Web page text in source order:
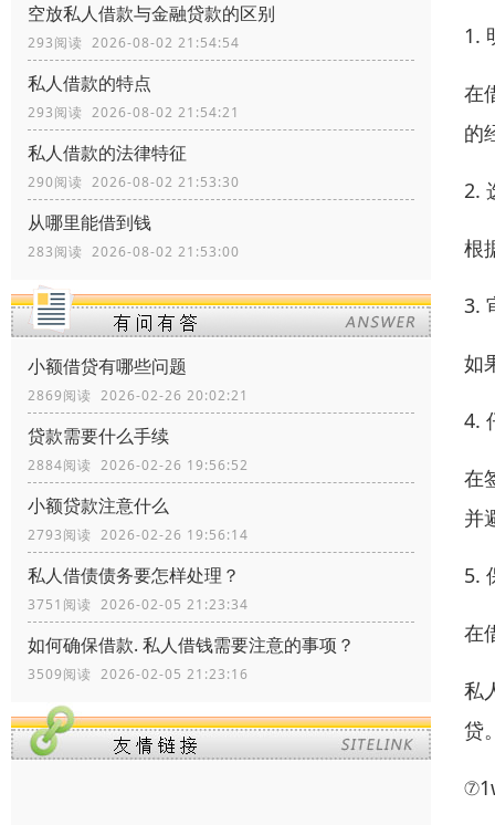
空放私人借款与金融贷款的区别
293阅读 2026-08-02 21:54:54
私人借款的特点
293阅读 2026-08-02 21:54:21
私人借款的法律特征
290阅读 2026-08-02 21:53:30
从哪里能借到钱
283阅读 2026-08-02 21:53:00
小额借贷有哪些问题
2869阅读 2026-02-26 20:02:21
贷款需要什么手续
2884阅读 2026-02-26 19:56:52
小额贷款注意什么
2793阅读 2026-02-26 19:56:14
私人借债债务要怎样处理？
3751阅读 2026-02-05 21:23:34
如何确保借款. 私人借钱需要注意的事项？
3509阅读 2026-02-05 21:23:16
1.
在
的
2.
根
3.
如
4.
在
并
5.
在
私
贷